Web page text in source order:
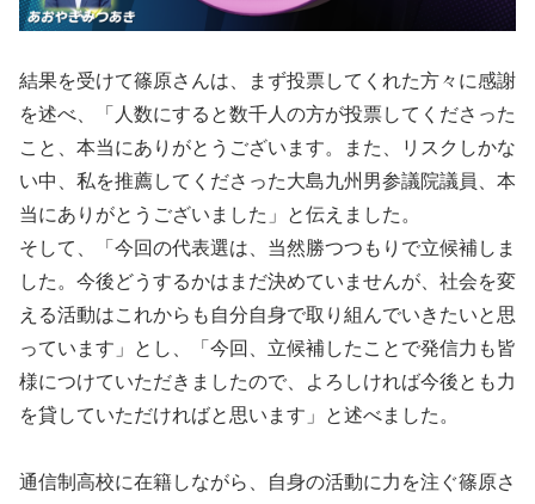
結果を受けて篠原さんは、まず投票してくれた方々に感謝
を述べ、「人数にすると数千人の方が投票してくださった
こと、本当にありがとうございます。また、リスクしかな
い中、私を推薦してくださった大島九州男参議院議員、本
当にありがとうございました」と伝えました。
そして、「今回の代表選は、当然勝つつもりで立候補しま
した。今後どうするかはまだ決めていませんが、社会を変
える活動はこれからも自分自身で取り組んでいきたいと思
っています」とし、「今回、立候補したことで発信力も皆
様につけていただきましたので、よろしければ今後とも力
を貸していただければと思います」と述べました。
通信制高校に在籍しながら、自身の活動に力を注ぐ篠原さ